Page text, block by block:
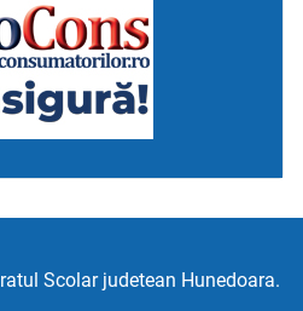
Scolar judetean Hunedoara.